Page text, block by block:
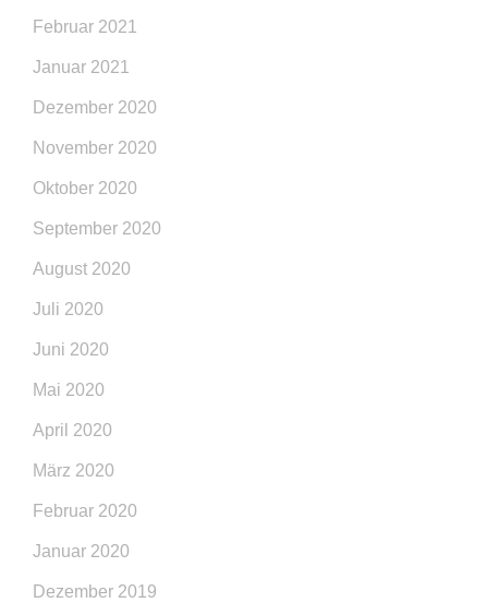
Februar 2021
Januar 2021
Dezember 2020
November 2020
Oktober 2020
September 2020
August 2020
Juli 2020
Juni 2020
Mai 2020
April 2020
März 2020
Februar 2020
Januar 2020
Dezember 2019